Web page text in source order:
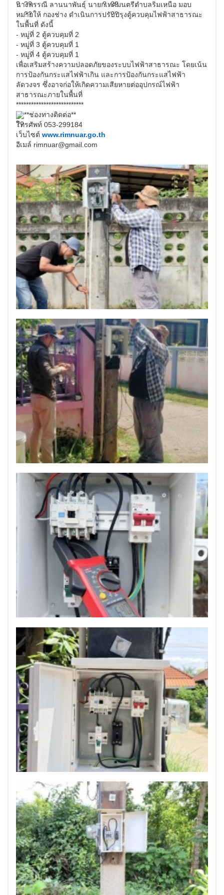
นางพรรณี ลานนาพันธุ์ นายกเทศมนตรีตำบลริมเหนือ มอบ
หมายให้ กองช่าง ดำเนินการปรับปรุงตู้ควบคุมไฟฟ้าสาธารณะ
ในพื้นที่ ดังนี้
- หมู่ที่ 2 ตู้ควบคุมที่ 2
- หมู่ที่ 3 ตู้ควบคุมที่ 1
- หมู่ที่ 4 ตู้ควบคุมที่ 1
เพื่อเสริมสร้างความปลอดภัยของระบบไฟฟ้าสาธารณะ โดยเน้น
การป้องกันกระแสไฟฟ้าเกิน และการป้องกันกระแสไฟฟ้า
ลัดวงจร ซึ่งอาจก่อให้เกิดความเสียหายต่ออุปกรณ์ไฟฟ้า
สาธารณะภายในพื้นที่
***************************
**ช่องทางติดต่อ**
โทรศัพท์ 053-299184
เว็บไซต์ www.rimnuar.go.th
อีเมล์ rimnuar@gmail.com